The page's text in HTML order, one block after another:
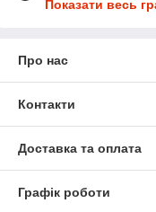
Показати весь
Про нас
Контакти
Доставка та оплата
Графік роботи